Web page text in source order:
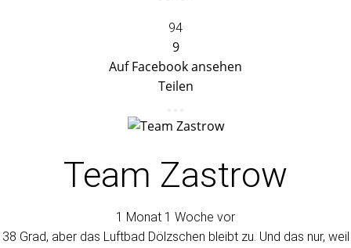
94
9
Auf Facebook ansehen
Teilen
Team Zastrow
1 Monat 1 Woche vor
38 Grad, aber das Luftbad Dölzschen bleibt zu. Und das nur, weil